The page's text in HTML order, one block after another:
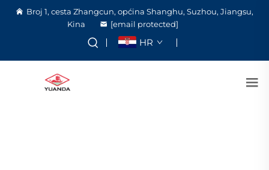
Broj 1, cesta Zhangcun, općina Shanghu, Suzhou, Jiangsu,
Kina
[email protected]
HR